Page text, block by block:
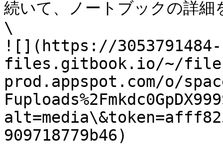
続いて、ノートブックの詳
\
![](https://3053791484-
files.gitbook.io/~/
prod.appspot.com/o/
909718779b46)